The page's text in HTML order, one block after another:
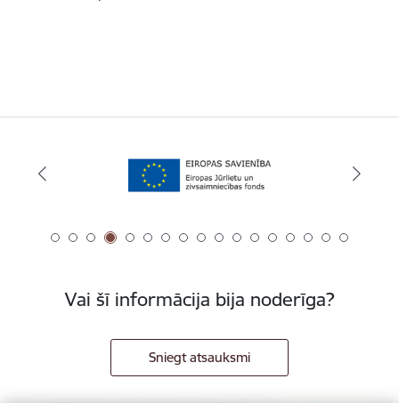
Vai šī informācija bija noderīga?
Sniegt atsauksmi